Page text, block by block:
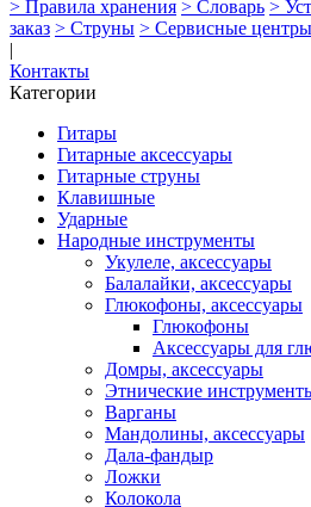
> Правила хранения > Словарь >
заказ > Струны > Сервисные центры
|
Контакты
Категории
Гитары
Гитарные аксессуары
Гитарные струны
Клавишные
Ударные
Народные инструменты
Укулеле, аксессуары
Балалайки, аксессуары
Глюкофоны, аксессуары
Глюкофоны
Аксессуары для
Домры, аксессуары
Этнические
Варганы
Мандолины, аксессуары
Дала-фандыр
Ложки
Колокола